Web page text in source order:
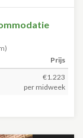
Prijs
€1.223
per midweek